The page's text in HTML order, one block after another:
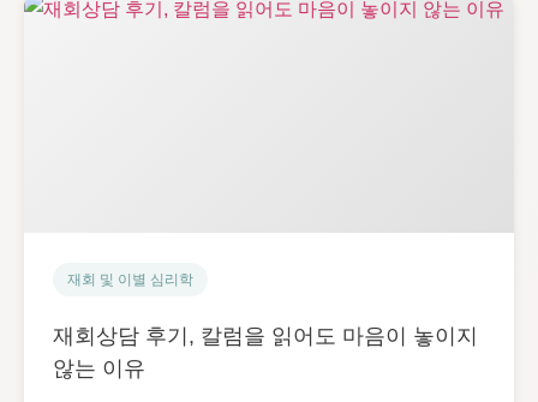
재회 및 이별 심리학
재회상담 후기, 칼럼을 읽어도 마음이 놓이지
않는 이유